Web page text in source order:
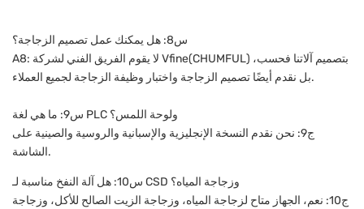
س8: هل يمكنك عمل تصميم الزجاجة؟
A8: لا يقوم الفريق الفني لشركة Vfine(CHUMFUL) بتصميم آلاتنا فحسب،
بل نقدم أيضًا تصميم الزجاجة واختبار وظيفة الزجاجة لجميع العملاء.
س9: ما هي لغة PLC ولوحة اللمس؟
ج9: نحن نقدم النسخة الإنجليزية والإسبانية والروسية والصينية على
الشاشة.
س10: هل آلة النفخ مناسبة لـ CSD وزجاجة المياه؟
ج10: نعم، الجهاز متاح لزجاجة المياه، وزجاجة الزيت الصالح للأكل، وزجاجة